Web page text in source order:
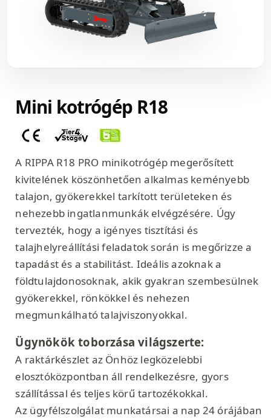
Mini kotrógép R18
A RIPPA R18 PRO minikotrógép megerősített
kivitelének köszönhetően alkalmas keményebb
talajon, gyökerekkel tarkított területeken és
nehezebb ingatlanmunkák elvégzésére. Úgy
tervezték, hogy a igényes tisztítási és
talajhelyreállítási feladatok során is megőrizze a
tapadást és a stabilitást. Ideális azoknak a
földtulajdonosoknak, akik gyakran szembesülnek
gyökerekkel, rönkökkel és nehezen
megmunkálható talajviszonyokkal.
Ügynökök toborzása világszerte:
A raktárkészlet az Önhöz legközelebbi
elosztóközpontban áll rendelkezésre, gyors
szállítással és teljes körű tartozékokkal.
Az ügyfélszolgálat munkatársai a nap 24 órájában